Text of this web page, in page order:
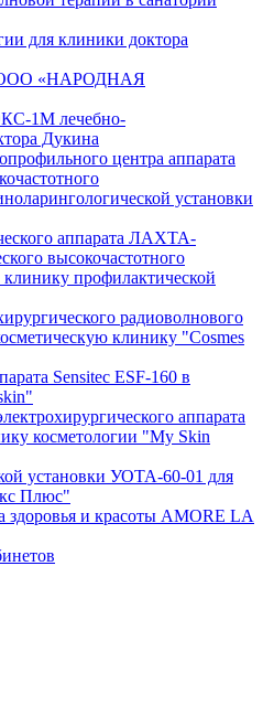
для клиники доктора
с ООО «НАРОДНАЯ
1М лечебно-
Дукина
центра аппарата
установки
аппарата ЛАХТА-
высокочастотного
клинику профилактической
радиоволнового
клинику "Cosmes
Sensitec ESF-160 в
аппарата
косметологии "My Skin
установки УОТА-60-01 для
Плюс"
здоровья и красоты AMORE LA